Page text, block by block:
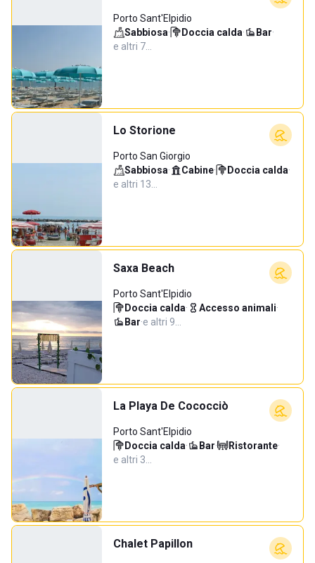
Porto Sant'Elpidio
Sabbiosa· Doccia calda· Bar·
e altri 7…
Lo Storione
Porto San Giorgio
Sabbiosa· Cabine· Doccia calda·
e altri 13…
Saxa Beach
Porto Sant'Elpidio
Doccia calda· Accesso animali·
Bar·e altri 9…
La Playa De Cococciò
Porto Sant'Elpidio
Doccia calda· Bar· Ristorante·
e altri 3…
Chalet Papillon